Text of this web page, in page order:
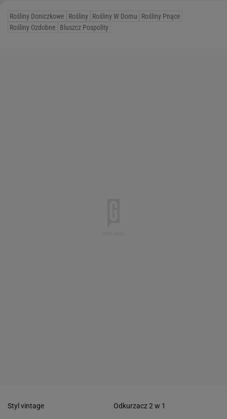
Rośliny Doniczkowe Rośliny Rośliny W Domu
Rośliny Pnące
Rośliny Ozdobne
Bluszcz Pospolity
Styl vintage Odkurzacz 2 w 1